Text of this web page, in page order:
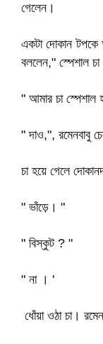
গেলেন।
একটা দোকান টপকে
বললেন," স্পেশাল
" আমার চা স্পেশাল
" দাও,", রমেনবাবু
চা হয়ে গেলে
" ভাঁড়ে। "
" বিস্কুট ? "
" না । '
ধোঁয়া ওঠা চা।